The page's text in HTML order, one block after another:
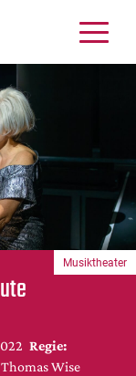
Regie:
Thomas Wise
Musiktheater